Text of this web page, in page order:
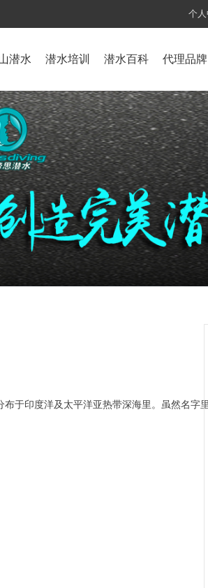
个
潜水 潜水培训 潜水百科 代理品牌
于印度洋及太平洋亚热带深海里。虽然名字